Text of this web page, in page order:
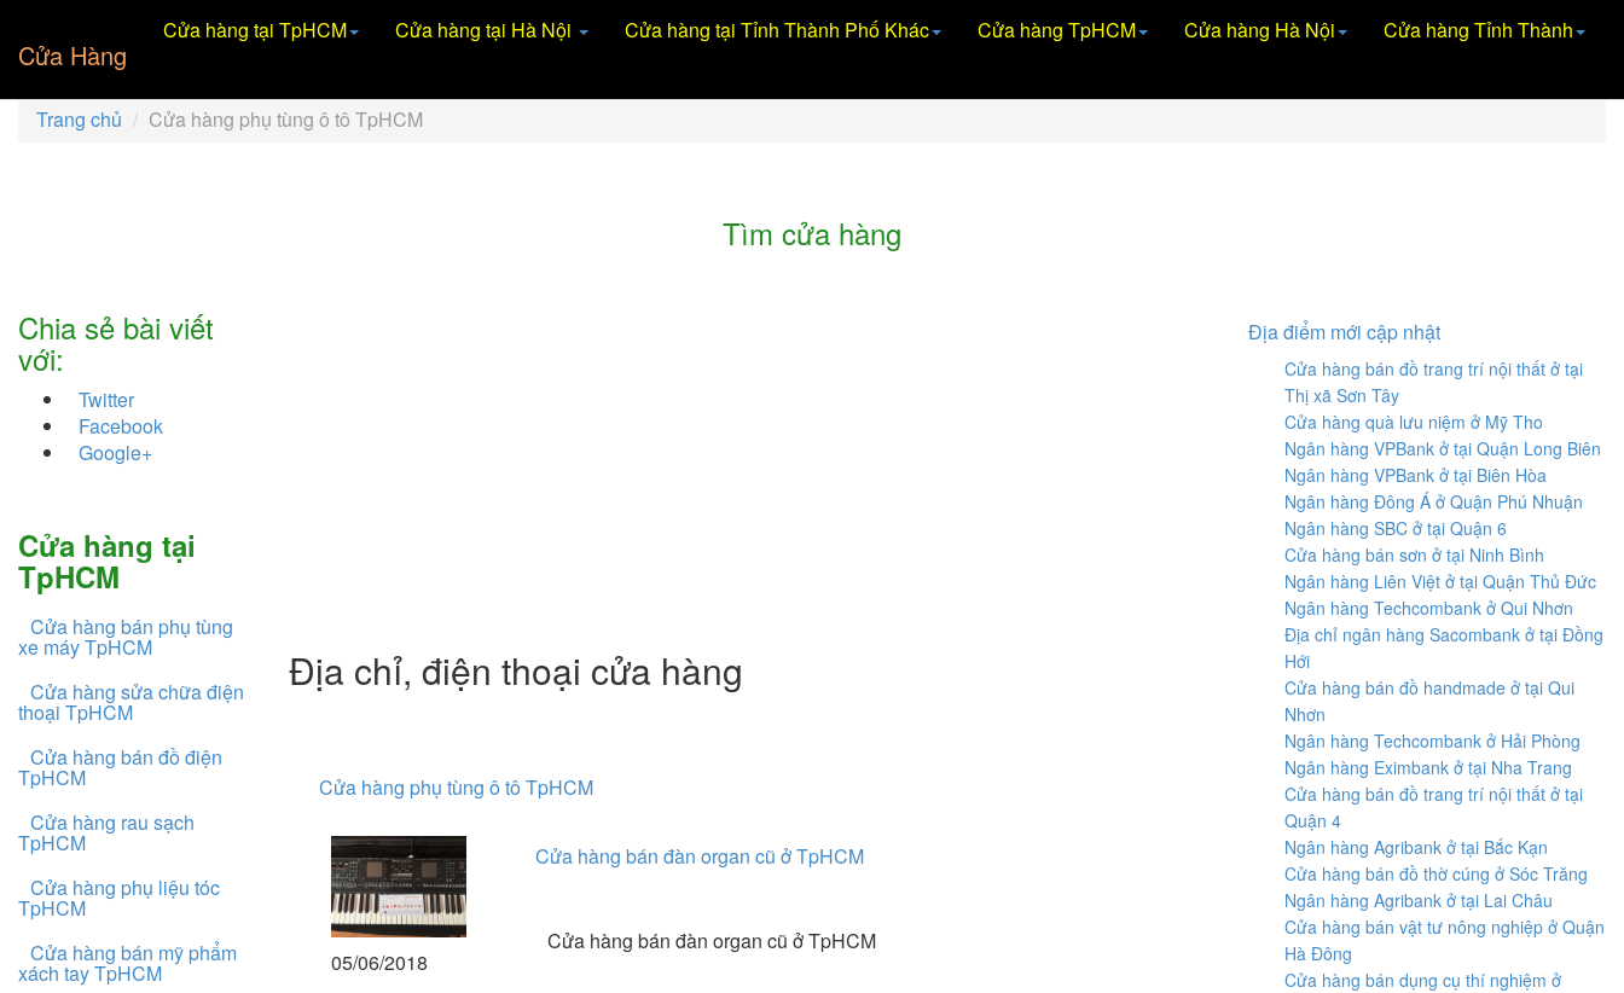
Cửa Hàng
Cửa hàng tại TpHCM Cửa hàng tại Hà Nội Cửa hàng tại Tỉnh Thành Phố Khác Cửa hàng TpHCM Cửa hàng Hà Nội Cửa hàng Tỉnh Thành
Trang chủ Cửa hàng phụ tùng ô tô TpHCM
Tìm cửa hàng
Chia sẻ bài viết
với:
Twitter
Facebook
Google+
Cửa hàng tại
TpHCM
Cửa hàng bán phụ tùng
xe máy TpHCM
Cửa hàng sửa chữa điện
thoại TpHCM
Cửa hàng bán đồ điện
TpHCM
Cửa hàng rau sạch
TpHCM
Cửa hàng phụ liệu tóc
TpHCM
Cửa hàng bán mỹ phẩm
xách tay TpHCM
Địa chỉ, điện thoại cửa hàng
Cửa hàng phụ tùng ô tô TpHCM
05/06/2018
Cửa hàng bán đàn organ cũ ở TpHCM
Cửa hàng bán đàn organ cũ ở TpHCM
Địa điểm mới cập nhật
Cửa hàng bán đồ trang trí nội thất ở tại
Thị xã Sơn Tây
Cửa hàng quà lưu niệm ở Mỹ Tho
Ngân hàng VPBank ở tại Quận Long Biên
Ngân hàng VPBank ở tại Biên Hòa
Ngân hàng Đông Á ở Quận Phú Nhuận
Ngân hàng SBC ở tại Quận 6
Cửa hàng bán sơn ở tại Ninh Bình
Ngân hàng Liên Việt ở tại Quận Thủ Đức
Ngân hàng Techcombank ở Qui Nhơn
Địa chỉ ngân hàng Sacombank ở tại Đồng
Hới
Cửa hàng bán đồ handmade ở tại Qui
Nhơn
Ngân hàng Techcombank ở Hải Phòng
Ngân hàng Eximbank ở tại Nha Trang
Cửa hàng bán đồ trang trí nội thất ở tại
Quận 4
Ngân hàng Agribank ở tại Bắc Kạn
Cửa hàng bán đồ thờ cúng ở Sóc Trăng
Ngân hàng Agribank ở tại Lai Châu
Cửa hàng bán vật tư nông nghiệp ở Quận
Hà Đông
Cửa hàng bán dụng cụ thí nghiệm ở